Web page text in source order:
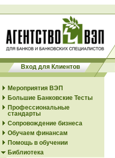
Вход для Клиентов
Мероприятия ВЭП
Большие Банковские Тесты
Профессиональные
стандарты
Сопровождение бизнеса
Обучаем финансам
Помощь в обучении
Библиотека